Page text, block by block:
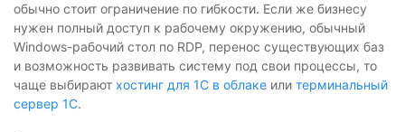
обычно стоит ограничение по гибкости. Если же бизнесу
нужен полный доступ к рабочему окружению, обычный
Windows-рабочий стол по RDP, перенос существующих баз
и возможность развивать систему под свои процессы, то
чаще выбирают хостинг для 1С в облаке или терминальный
сервер 1С.